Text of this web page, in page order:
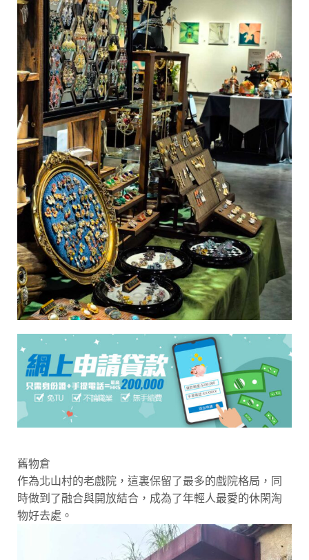
舊物倉
作為北山村的老戲院，這裏保留了最多的戲院格局，同
時做到了融合與開放結合，成為了年輕人最愛的休閑淘
物好去處。